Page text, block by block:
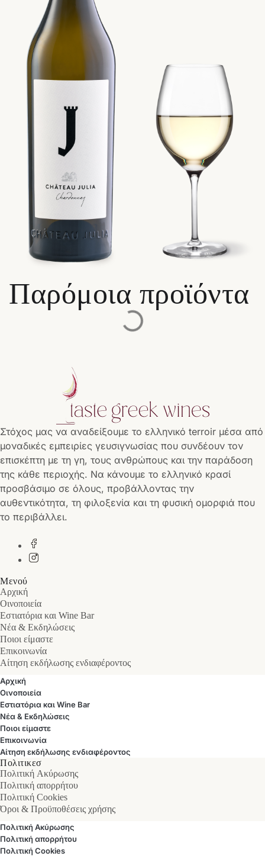
Παρόμοια προϊόντα
Στόχος μας να αναδείξουμε το ελληνικό terroir μέσα από
μοναδικές εμπειρίες γευσιγνωσίας που συνδέουν τον
επισκέπτη με τη γη, τους ανθρώπους και την παράδοση
της κάθε περιοχής. Να κάνουμε το ελληνικό κρασί
προσβάσιμο σε όλους, προβάλλοντας την
αυθεντικότητα, τη φιλοξενία και τη φυσική ομορφιά που
το περιβάλλει.
Μενού
Αρχική
Οινοποιεία
Εστιατόρια και Wine Bar
Νέα & Εκδηλώσεις
Ποιοι είμαστε
Επικοινωνία
Αίτηση εκδήλωσης ενδιαφέροντος
Αρχική
Οινοποιεία
Εστιατόρια και Wine Bar
Νέα & Εκδηλώσεις
Ποιοι είμαστε
Επικοινωνία
Αίτηση εκδήλωσης ενδιαφέροντος
Πολιτικεσ
Πολιτική Ακύρωσης
Πολιτική απορρήτου
Πολιτική Cookies
Όροι & Προϋποθέσεις χρήσης
Πολιτική Ακύρωσης
Πολιτική απορρήτου
Πολιτική Cookies